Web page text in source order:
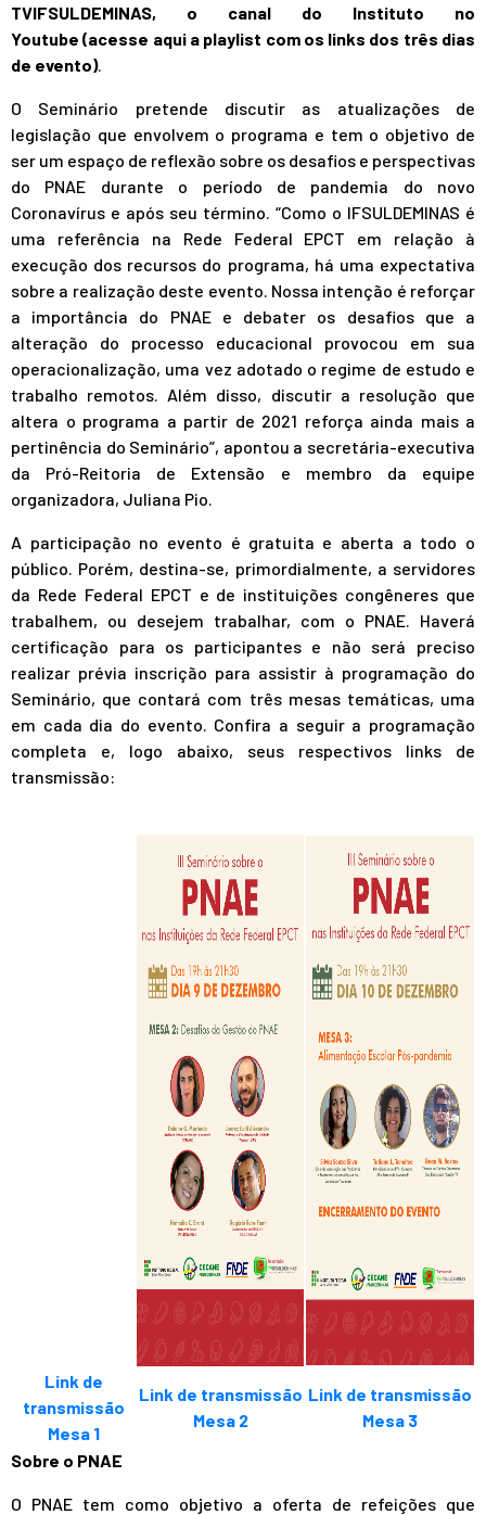
TVIFSULDEMINAS, o canal do Instituto no
Youtube (acesse aqui a playlist com os links dos três dias
de evento).
O Seminário pretende discutir as atualizações de
legislação que envolvem o programa e tem o objetivo de
ser um espaço de reflexão sobre os desafios e perspectivas
do PNAE durante o período de pandemia do novo
Coronavírus e após seu término. “Como o IFSULDEMINAS é
uma referência na Rede Federal EPCT em relação à
execução dos recursos do programa, há uma expectativa
sobre a realização deste evento. Nossa intenção é reforçar
a importância do PNAE e debater os desafios que a
alteração do processo educacional provocou em sua
operacionalização, uma vez adotado o regime de estudo e
trabalho remotos. Além disso, discutir a resolução que
altera o programa a partir de 2021 reforça ainda mais a
pertinência do Seminário”, apontou a secretária-executiva
da Pró-Reitoria de Extensão e membro da equipe
organizadora, Juliana Pio.
A participação no evento é gratuita e aberta a todo o
público. Porém, destina-se, primordialmente, a servidores
da Rede Federal EPCT e de instituições congêneres que
trabalhem, ou desejem trabalhar, com o PNAE. Haverá
certificação para os participantes e não será preciso
realizar prévia inscrição para assistir à programação do
Seminário, que contará com três mesas temáticas, uma
em cada dia do evento. Confira a seguir a programação
completa e, logo abaixo, seus respectivos links de
transmissão:
Link de
transmissão
Mesa 1
Link de transmissão
Mesa 2
Link de transmissão
Mesa 3
Sobre o PNAE
O PNAE tem como objetivo a oferta de refeições que